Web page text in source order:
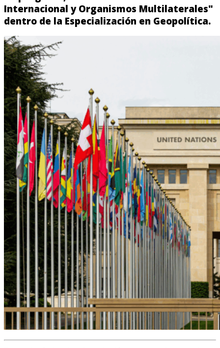
Internacional y Organismos Multilaterales"
dentro de la Especialización en Geopolítica.